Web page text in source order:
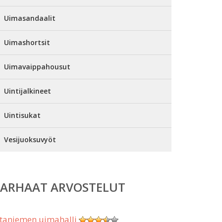
Uimasandaalit
Uimashortsit
Uimavaippahousut
Uintijalkineet
Uintisukat
Vesijuoksuvyöt
ARVOSTELUT
uimahalli